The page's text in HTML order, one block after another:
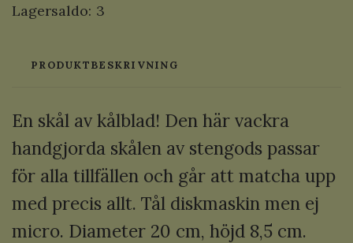
Lagersaldo: 3
PRODUKTBESKRIVNING
En skål av kålblad! Den här vackra
handgjorda skålen av stengods passar
för alla tillfällen och går att matcha upp
med precis allt. Tål diskmaskin men ej
micro. Diameter 20 cm, höjd 8,5 cm.